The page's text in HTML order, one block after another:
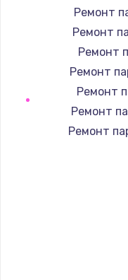
Ремонт
Ремонт
Ремонт
Ремонт
Ремонт
Ремонт
Ремонт
Ремонт
Ремонт
Ремонт
Ремонт
Ремонт
Ремонт